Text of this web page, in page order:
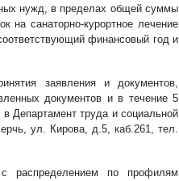
нужд, в пределах общей суммы
на санаторно-курортное лечение
финансовый год и
заявления и документов,
документов и в течение 5
в Департамент труда и социальной
ул. Кирова, д.5, каб.261, тел.
распределением по профилям